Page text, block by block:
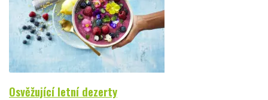
Osvěžující letní dezerty